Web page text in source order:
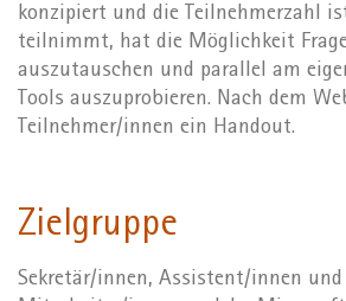
konzipiert und die Teilnehmerzahl
teilnimmt, hat die Möglichkeit
auszutauschen und parallel am
Tools auszuprobieren. Nach dem
Teilnehmer/innen ein Handout.
Zielgruppe
Sekretär/innen, Assistent/innen und